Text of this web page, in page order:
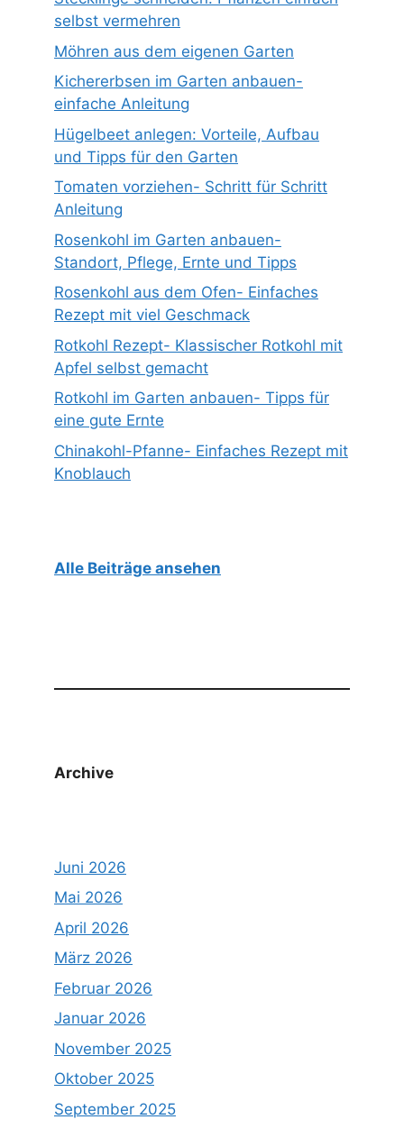
selbst vermehren
Möhren aus dem eigenen Garten
Kichererbsen im Garten anbauen-
einfache Anleitung
Hügelbeet anlegen: Vorteile, Aufbau
und Tipps für den Garten
Tomaten vorziehen- Schritt für Schritt
Anleitung
Rosenkohl im Garten anbauen-
Standort, Pflege, Ernte und Tipps
Rosenkohl aus dem Ofen- Einfaches
Rezept mit viel Geschmack
Rotkohl Rezept- Klassischer Rotkohl mit
Apfel selbst gemacht
Rotkohl im Garten anbauen- Tipps für
eine gute Ernte
Chinakohl-Pfanne- Einfaches Rezept mit
Knoblauch
Alle Beiträge ansehen
Archive
Juni 2026
Mai 2026
April 2026
März 2026
Februar 2026
Januar 2026
November 2025
Oktober 2025
September 2025